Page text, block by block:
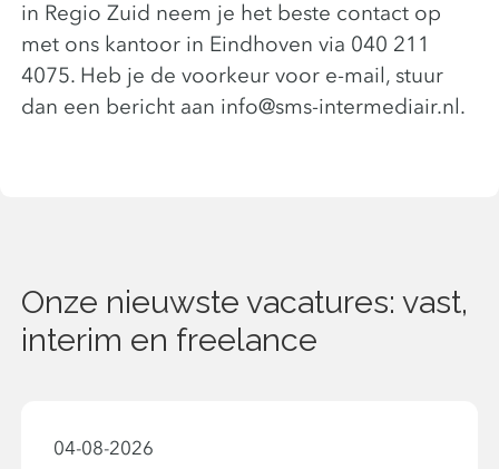
in Regio Zuid neem je het beste contact op
met ons kantoor in Eindhoven via 040 211
4075. Heb je de voorkeur voor e-mail, stuur
dan een bericht aan info@sms-intermediair.nl.
Onze nieuwste vacatures: vast,
interim en freelance
04-08-2026